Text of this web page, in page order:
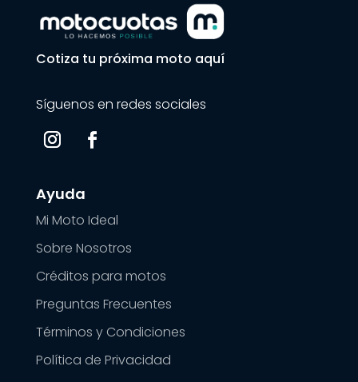
Cotiza tu próxima moto aquí
Síguenos en redes sociales
Ayuda
Mi Moto Ideal
Sobre Nosotros
Créditos para motos
Preguntas Frecuentes
Términos y Condiciones
Política de Privacidad